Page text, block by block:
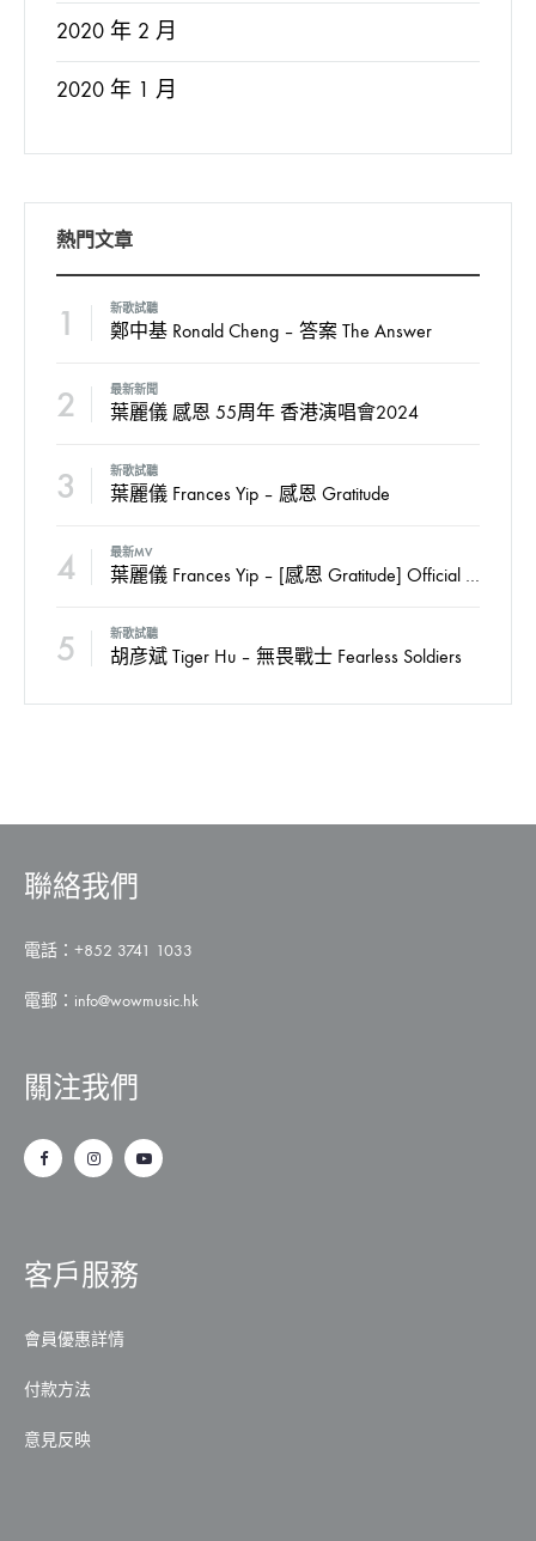
2020 年 2 月
2020 年 1 月
熱門文章
1 新歌試聽
鄭中基 Ronald Cheng – 答案 The Answer
2 最新新聞
葉麗儀 感恩 55周年 香港演唱會2024
3 新歌試聽
葉麗儀 Frances Yip – 感恩 Gratitude
4 最新MV
葉麗儀 Frances Yip – [感恩 Gratitude] Official MV
5 新歌試聽
胡彦斌 Tiger Hu – 無畏戰士 Fearless Soldiers
聯絡我們
電話：+852 3741 1033
電郵： info@wowmusic.hk
關注我們
客戶服務
會員優惠詳情
付款方法
意見反映